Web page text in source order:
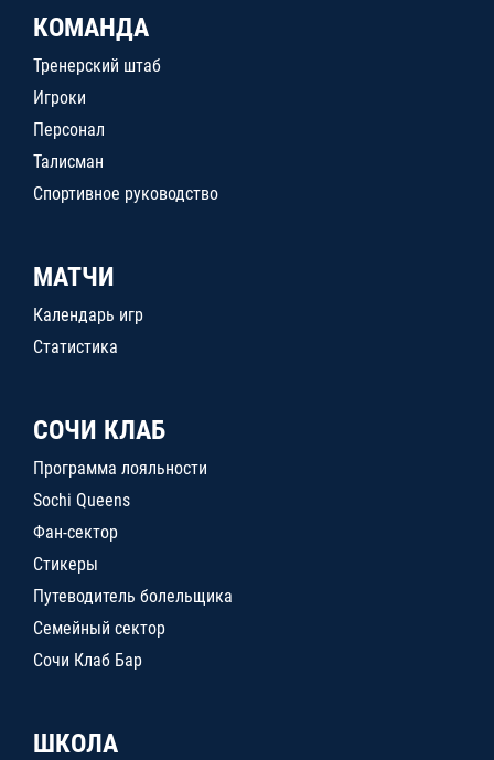
КОМАНДА
Тренерский штаб
Игроки
Персонал
Талисман
Спортивное руководство
МАТЧИ
Календарь игр
Статистика
СОЧИ КЛАБ
Программа лояльности
Sochi Queens
Фан-сектор
Стикеры
Путеводитель болельщика
Семейный сектор
Сочи Клаб Бар
ШКОЛА